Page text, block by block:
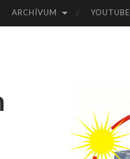
ARCHÍVUM YOUTUBE